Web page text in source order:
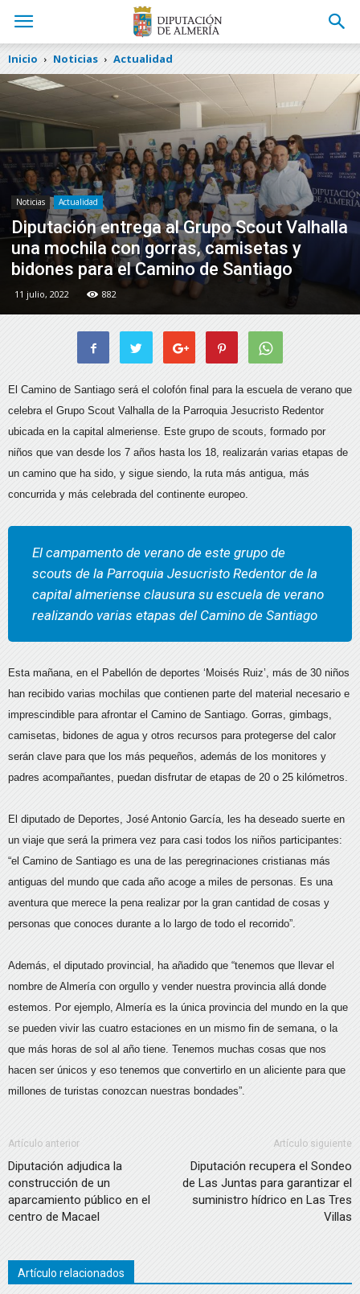
Inicio Noticias Actualidad
Noticias Actualidad
Diputación entrega al Grupo Scout Valhalla
una mochila con gorras, camisetas y
bidones para el Camino de Santiago
11 julio, 2022 882
El Camino de Santiago será el colofón final para la escuela de verano que
celebra el Grupo Scout Valhalla de la Parroquia Jesucristo Redentor
ubicada en la capital almeriense. Este grupo de scouts, formado por
niños que van desde los 7 años hasta los 18, realizarán varias etapas de
un camino que ha sido, y sigue siendo, la ruta más antigua, más
concurrida y más celebrada del continente europeo.
El campamento de verano de este grupo de
scouts de la Parroquia Jesucristo Redentor de la
capital almeriense clausura su escuela de verano
realizando varias etapas del Camino de Santiago
Esta mañana, en el Pabellón de deportes ‘Moisés Ruiz’, más de 30 niños
han recibido varias mochilas que contienen parte del material necesario e
imprescindible para afrontar el Camino de Santiago. Gorras, gimbags,
camisetas, bidones de agua y otros recursos para protegerse del calor
serán clave para que los más pequeños, además de los monitores y
padres acompañantes, puedan disfrutar de etapas de 20 o 25 kilómetros.
El diputado de Deportes, José Antonio García, les ha deseado suerte en
un viaje que será la primera vez para casi todos los niños participantes:
“el Camino de Santiago es una de las peregrinaciones cristianas más
antiguas del mundo que cada año acoge a miles de personas. Es una
aventura que merece la pena realizar por la gran cantidad de cosas y
personas que conoces durante a lo largo de todo el recorrido”.
Además, el diputado provincial, ha añadido que “tenemos que llevar el
nombre de Almería con orgullo y vender nuestra provincia allá donde
estemos. Por ejemplo, Almería es la única provincia del mundo en la que
se pueden vivir las cuatro estaciones en un mismo fin de semana, o la
que más horas de sol al año tiene. Tenemos muchas cosas que nos
hacen ser únicos y eso tenemos que convertirlo en un aliciente para que
millones de turistas conozcan nuestras bondades”.
Artículo anterior
Diputación adjudica la
construcción de un
aparcamiento público en el
centro de Macael
Artículo siguiente
Diputación recupera el Sondeo
de Las Juntas para garantizar el
suministro hídrico en Las Tres
Villas
Artículo relacionados